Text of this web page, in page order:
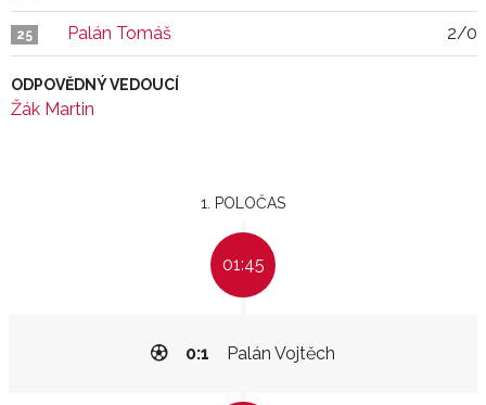
25 Palán Tomáš 2/0
ODPOVĚDNÝ VEDOUCÍ
Žák Martin
1. POLOČAS
01:45
Palán Vojtěch
0:1